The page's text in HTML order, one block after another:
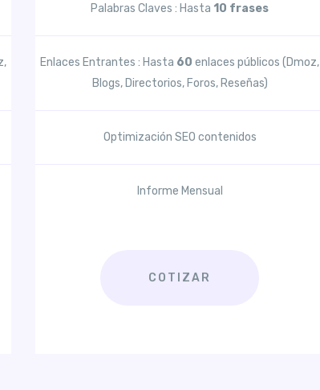
Palabras Claves : Hasta 10 frases
Enlaces Entrantes : Hasta 60 enlaces públicos (Dmoz,
Blogs, Directorios, Foros, Reseñas)
Optimización SEO contenidos
Informe Mensual
COTIZAR